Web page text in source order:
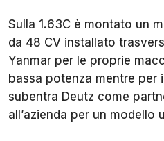
Sulla 1.63C è montato un
da 48 CV installato
Yanmar per le proprie
bassa potenza mentre per
subentra Deutz come
all’azienda per un modello